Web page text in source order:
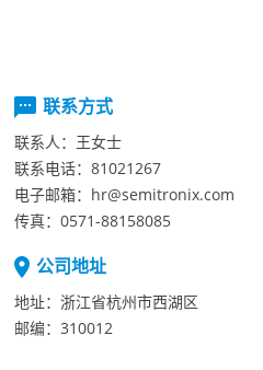
联系方式
联系人： 王女士
联系电话： 81021267
电子邮箱： hr@semitronix.com
传真： 0571-88158085
公司地址
地址： 浙江省杭州市西湖区
邮编： 310012